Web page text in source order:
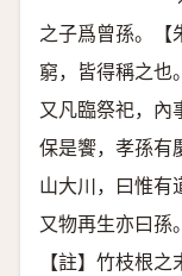
之子爲曾孫。【
窮，皆得稱之也。
又凡臨祭祀，內
保是饗，孝孫有
山大川，曰惟有
又物再生亦曰孫
【註】竹枝根之